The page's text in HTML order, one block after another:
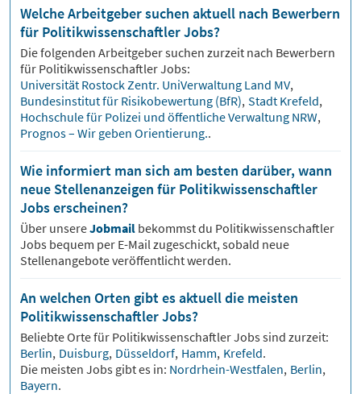
Welche Arbeitgeber suchen aktuell nach Bewerbern
für Politikwissenschaftler Jobs?
Die folgenden Arbeitgeber suchen zurzeit nach Bewerbern
für PolitikwissenschaftlerJobs:
Universität Rostock Zentr. UniVerwaltung Land MV,
Bundesinstitut für Risikobewertung (BfR), Stadt Krefeld,
Hochschule für Polizei und öffentliche Verwaltung NRW,
Prognos – Wir geben Orientierung..
Wie informiert man sich am besten darüber, wann
neue Stellenanzeigen für Politikwissenschaftler
Jobs erscheinen?
Über unsereJobmail bekommst du Politikwissenschaftler
Jobs bequem per E-Mail zugeschickt, sobald neue
Stellenangebote veröffentlicht werden.
An welchen Orten gibt es aktuell die meisten
Politikwissenschaftler Jobs?
Beliebte Orte für PolitikwissenschaftlerJobs sind zurzeit:
Berlin, Duisburg, Düsseldorf, Hamm, Krefeld.
Die meisten Jobs gibt es in: Nordrhein-Westfalen, Berlin,
Bayern.